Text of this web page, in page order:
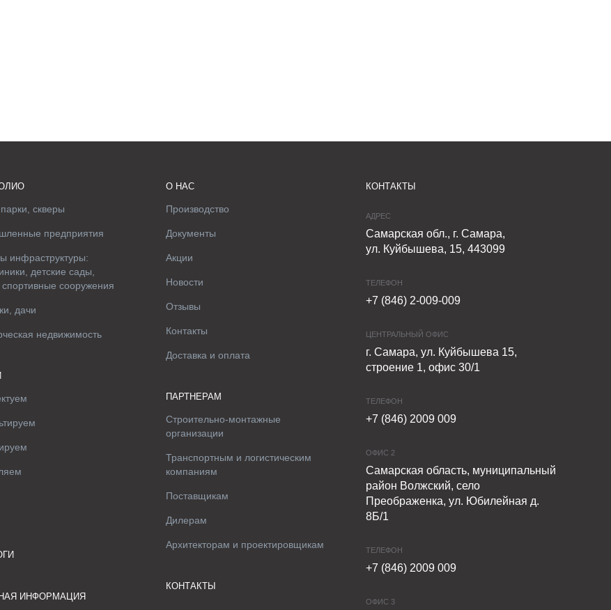
скверы
предприятия
инфраструктуры:
детские сады,
сооружения
дачи
недвижимость
ИНФОРМАЦИЯ
О НАС
Производство
Документы
Акции
Новости
Отзывы
Контакты
Доставка и оплата
ПАРТНЕРАМ
Строительно-монтажные
организации
Транспортным и логистическим
компаниям
Поставщикам
Дилерам
Архитекторам и проектировщикам
КОНТАКТЫ
КОНТАКТЫ
АДРЕС
Самарская обл., г. Самара,
ул. Куйбышева, 15, 443099
ТЕЛЕФОН
+7 (846) 2-009-009
ЦЕНТРАЛЬНЫЙ ОФИС
г. Самара, ул. Куйбышева 15,
строение 1, офис 30/1
ТЕЛЕФОН
+7 (846) 2009 009
ОФИС 2
Самарская область, муниципальный
район Волжский, село
Преображенка, ул. Юбилейная д.
8Б/1
ТЕЛЕФОН
+7 (846) 2009 009
ОФИС 3